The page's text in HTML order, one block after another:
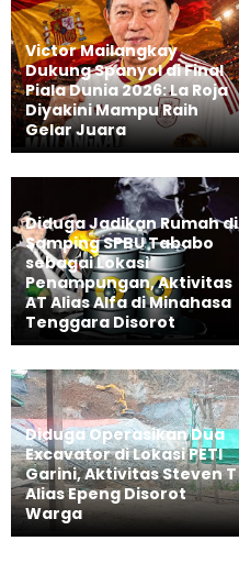
Victor Mailangkay
Dukung Spanyol di Final
Piala Dunia 2026: La Roja
Diyakini Mampu Raih
Gelar Juara
Diduga Jadikan Rumah di
Samping SPBU Tababo
sebagai Lokasi
Penampungan, Aktivitas
AT Alias Alfa di Minahasa
Tenggara Disorot
Diduga Operasikan Dua
Excavator di Lokasi PETI
Garini, Aktivitas Steven T
Alias Epeng Disorot
Warga